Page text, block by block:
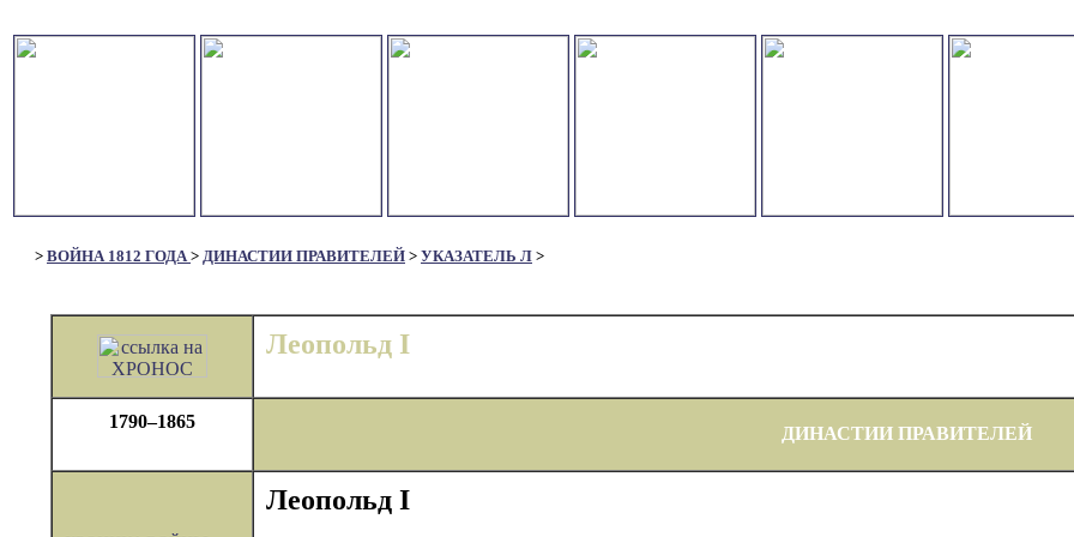
> ВОЙНА 1812 ГОДА> ДИНАСТИИ ПРАВИТЕЛЕЙ > УКАЗАТЕЛЬ Л >
Леопольд I
1790–1865
ДИНАСТИИ ПРАВИТЕЛЕЙ
Леопольд I